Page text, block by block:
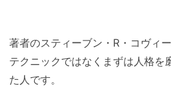
著者のスティーブン・R・コヴィ
テクニックではなくまずは人格を
た人です。